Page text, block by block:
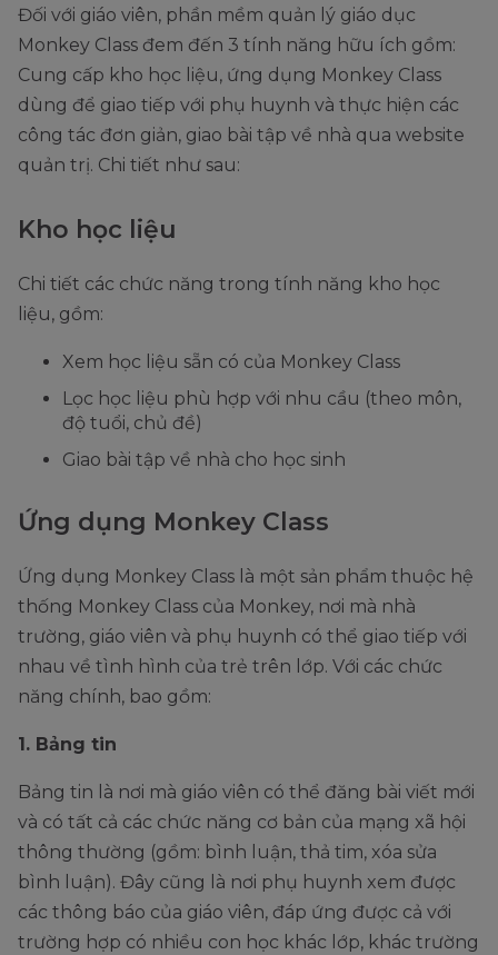
Đối với giáo viên, phần mềm quản lý giáo dục
Monkey Class đem đến 3 tính năng hữu ích gồm:
Cung cấp kho học liệu, ứng dụng Monkey Class
dùng để giao tiếp với phụ huynh và thực hiện các
công tác đơn giản, giao bài tập về nhà qua website
quản trị. Chi tiết như sau:
Kho học liệu
Chi tiết các chức năng trong tính năng kho học
liệu, gồm:
Xem học liệu sẵn có của Monkey Class
Lọc học liệu phù hợp với nhu cầu (theo môn,
độ tuổi, chủ đề)
Giao bài tập về nhà cho học sinh
Ứng dụng Monkey Class
Ứng dụng Monkey Class là một sản phẩm thuộc hệ
thống Monkey Class của Monkey, nơi mà nhà
trường, giáo viên và phụ huynh có thể giao tiếp với
nhau về tình hình của trẻ trên lớp. Với các chức
năng chính, bao gồm:
1. Bảng tin
Bảng tin là nơi mà giáo viên có thể đăng bài viết mới
và có tất cả các chức năng cơ bản của mạng xã hội
thông thường (gồm: bình luận, thả tim, xóa sửa
bình luận). Đây cũng là nơi phụ huynh xem được
các thông báo của giáo viên, đáp ứng được cả với
trường hợp có nhiều con học khác lớp, khác trường